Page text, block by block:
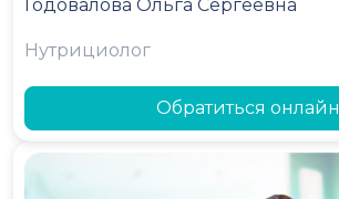
Годовалова Ольга Сергеевна
Нутрициолог
Обратиться онлайн